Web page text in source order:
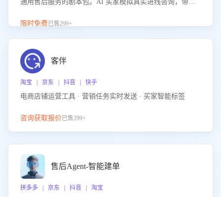
通用售后服务的剧本包。AI 买家模拟真实进线咨询，带您
的应对要点，轻松提升服务能力。
限时免费已售299+
客伴
淘宝 | 京东 | 抖音 | 快手
电商店铺运营工具 · 营销任务实时发送 · 买家智能标签
咨询获取报价已售299+
售后Agent-智能建单
拼多多 | 京东 | 抖音 | 淘宝